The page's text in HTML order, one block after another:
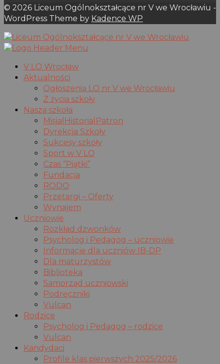
© 2026 Liceum Ogólnokształcące nr V we Wrocławiu -
WordPress Theme by Kadence WP
V LO Wrocław
Aktualności
Ogłoszenia LO nr V we Wrocławiu
Z życia szkoły
Nasza szkoła
Misja|Historia|Patron
Dyrekcja Szkoły
Sukcesy szkoły
Sport w V LO
Czas “Piątki”
Fundacja
RODO
Przetargi – Oferty
Wynajem
Uczniowie
Rozkład dzwonków
Psycholog i Pedagog – uczniowie
Informacje dla uczniów IB-DP
Dla maturzystów
Biblioteka
Samorząd uczniowski
Podręczniki
Vulcan
Rodzice
Psycholog i Pedagog – rodzice
Vulcan
Kandydaci
Profile klas pierwszych 2025/2026